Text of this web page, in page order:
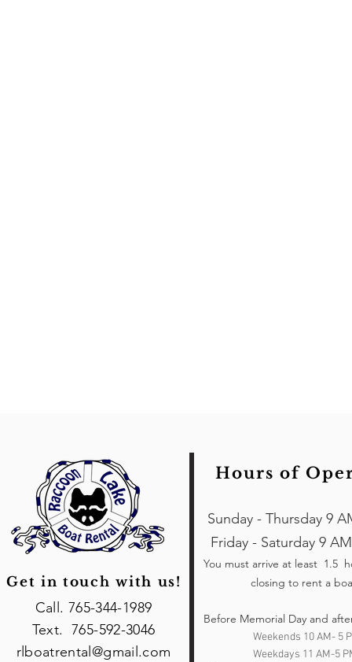
Sunday - Thursday 9
Friday - Saturday 9
You must arrive at least 1.5
closing to rent a
Before Memorial Day and
Weekends 10 AM- 5
Weekdays 11 AM-5
Call. 765-344-1989
Text. 765-592-3046
rlboatrental@gmail.com
Get in touch with us!
Hours of